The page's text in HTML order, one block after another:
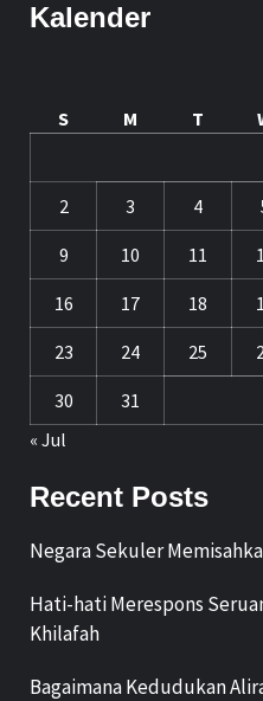
Kalender
S
M T
2 3 4
9 10 11
16 17 18
23 24 25
30
31
« Jul
Recent Posts
Negara Sekuler
Hati-hati Merespons
Khilafah
Bagaimana Kedudukan